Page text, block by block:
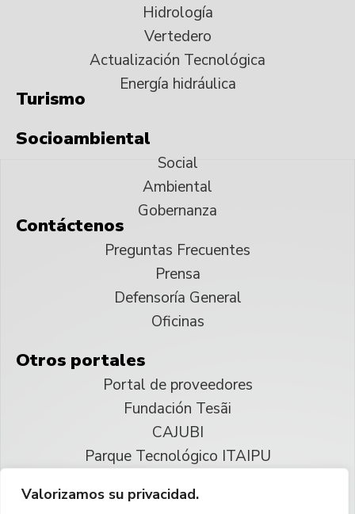
Valorizamos su privacidad.
Hidrología
Vertedero
Actualización Tecnológica
Energía hidráulica
Turismo
Socioambiental
Social
Ambiental
Gobernanza
Contáctenos
Preguntas Frecuentes
Prensa
Defensoría General
Oficinas
Otros portales
Portal de proveedores
Fundación Tesãi
CAJUBI
Parque Tecnológico ITAIPU